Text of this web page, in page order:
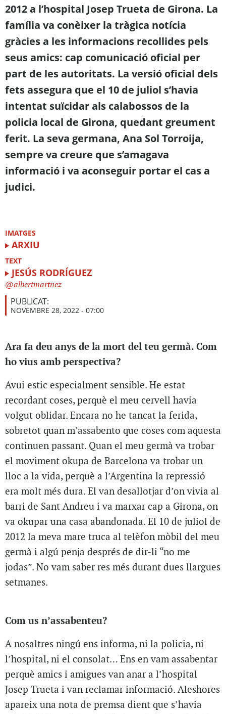
2012 a l’hospital Josep Trueta de Girona. La
família va conèixer la tràgica notícia
gràcies a les informacions recollides pels
seus amics: cap comunicació oficial per
part de les autoritats. La versió oficial dels
fets assegura que el 10 de juliol s’havia
intentat suïcidar als calabossos de la
policia local de Girona, quedant greument
ferit. La seva germana, Ana Sol Torroija,
sempre va creure que s’amagava
informació i va aconseguir portar el cas a
judici.
IMATGES
ARXIU
TEXT
JESÚS RODRÍGUEZ
albertmartnez
PUBLICAT:
NOVEMBRE 28, 2022 - 07:00
Ara fa deu anys de la mort del teu germà. Com
ho vius amb perspectiva?
Avui estic especialment sensible. He estat
recordant coses, perquè el meu cervell havia
volgut oblidar. Encara no he tancat la ferida,
sobretot quan m’assabento que coses com aquesta
continuen passant. Quan el meu germà va trobar
el moviment okupa de Barcelona va trobar un
lloc a la vida, perquè a l’Argentina la repressió
era molt més dura. El van desallotjar d’on vivia al
barri de Sant Andreu i va marxar cap a Girona, on
va okupar una casa abandonada. El 10 de juliol de
2012 la meva mare truca al telèfon mòbil del meu
germà i algú penja després de dir-li “no me
jodas”. No vam saber res més durant dues llargues
setmanes.
Com us n’assabenteu?
A nosaltres ningú ens informa, ni la policia, ni
l’hospital, ni el consolat… Ens en vam assabentar
perquè amics i amigues van anar a l’hospital
Josep Trueta i van reclamar informació. Aleshores
apareix una nota de premsa dient que s’havia